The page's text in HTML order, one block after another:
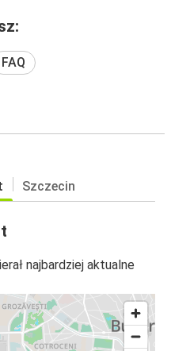
FAQ
Szczecin
najbardziej aktualne